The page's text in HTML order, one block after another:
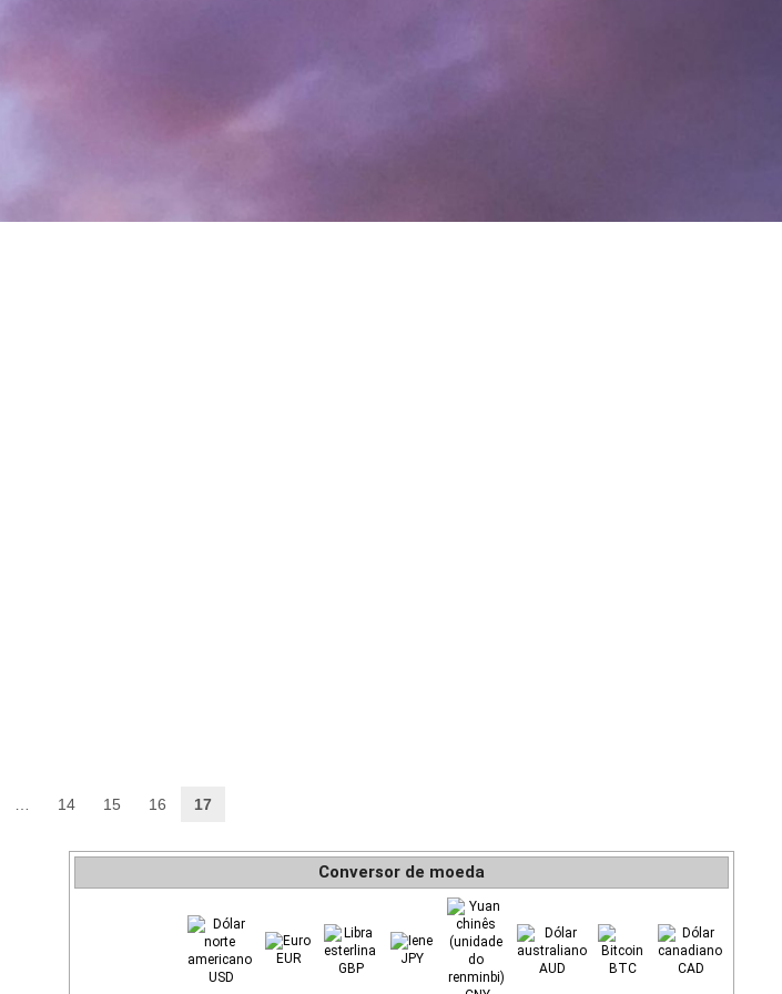
14 15 16 17
Conversor de moeda
USD
EUR
GBP
JPY
AUD BTC CAD